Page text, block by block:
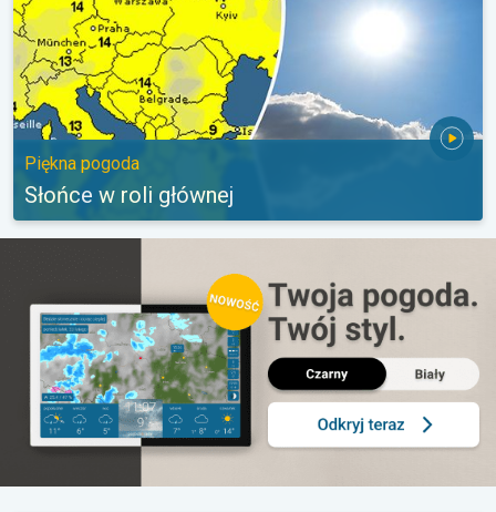
Piękna pogoda
Słońce w roli głównej